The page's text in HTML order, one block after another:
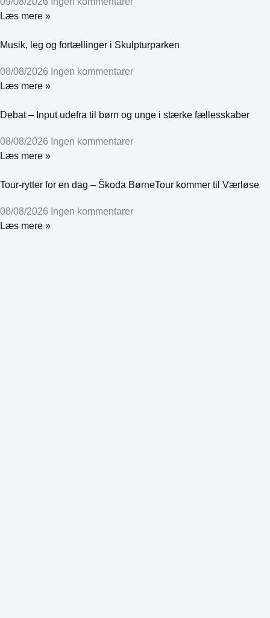
Læs mere »
Musik, leg og fortællinger i Skulpturparken
08/08/2026 Ingen kommentarer
Læs mere »
Debat – Input udefra til børn og unge i stærke fællesskaber
08/08/2026 Ingen kommentarer
Læs mere »
Tour-rytter for en dag – Škoda BørneTour kommer til Værløse
08/08/2026 Ingen kommentarer
Læs mere »